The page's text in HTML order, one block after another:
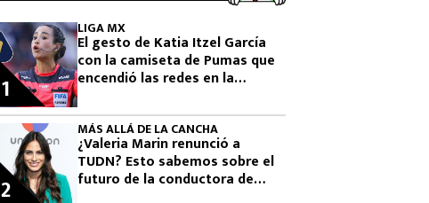
LIGA MX
El gesto de Katia Itzel García
con la camiseta de Pumas que
encendió las redes en la
1
MÁS ALLÁ DE LA CANCHA
¿Valeria Marin renunció a
TUDN? Esto sabemos sobre el
futuro de la conductora de
2